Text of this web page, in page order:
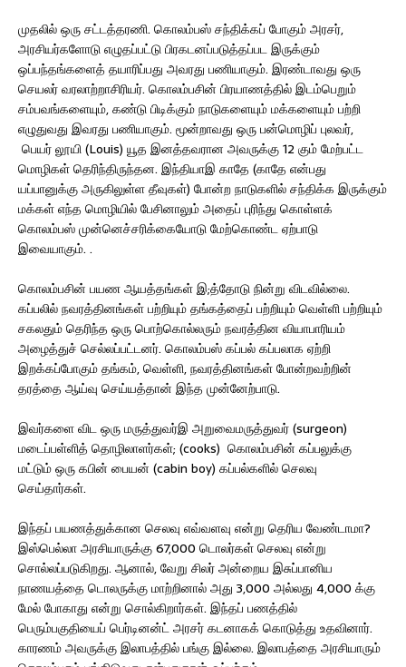
முதலில் ஒரு சட்டத்தரணி. கொலம்பஸ் சந்திக்கப் போகும் அரசர்,
அரசியர்களோடு எழுதப்பட்டு பிரகடனப்படுத்தப்பட இருக்கும்
ஒப்பந்தங்களைத் தயாரிப்பது அவரது பணியாகும். இரண்டாவது ஒரு
செயலர் வரலாற்றாசிரியர். கொலம்பசின் பிரயாணத்தில் இடம்பெறும்
சம்பவங்களையும், கண்டு பிடிக்கும் நாடுகளையும் மக்களையும் பற்றி
எழுதுவது இவரது பணியாகும். மூன்றாவது ஒரு பன்மொழிப் புலவர்,
பெயர் லூயி (Louis) யூத இனத்தவரான அவருக்கு 12 கும் மேற்பட்ட
மொழிகள் தெரிந்திருந்தன. இந்தியாஇ காதே (காதே என்பது
யப்பானுக்கு அருகிலுள்ள தீவுகள்) போன்ற நாடுகளில் சந்திக்க இருக்கும்
மக்கள் எந்த மொழியில் பேசினாலும் அதைப் புரிந்து கொள்ளக்
கொலம்பஸ் முன்னெச்சரிக்கையோடு மேற்கொண்ட ஏற்பாடு
இவையாகும். .
கொலம்பசின் பயண ஆயத்தங்கள் இ;த்தோடு நின்று விடவில்லை.
கப்பலில் நவரத்தினங்கள் பற்றியும் தங்கத்தைப் பற்றியும் வெள்ளி பற்றியும்
சகலதும் தெரிந்த ஒரு பொற்கொல்லரும் நவரத்தின வியாபாரியம்
அழைத்துச் செல்லப்பட்டனர். கொலம்பஸ் கப்பல் கப்பலாக ஏற்றி
இறக்கப்போகும் தங்கம், வெள்ளி, நவரத்தினங்கள் போன்றவற்றின்
தரத்தை ஆய்வு செய்யத்தான் இந்த முன்னேற்பாடு.
இவர்களை விட ஒரு மருத்துவர்இ அறுவைமருத்துவர் (surgeon)
மடைப்பள்ளித் தொழிலாளர்கள்; (cooks) கொலம்பசின் கப்பலுக்கு
மட்டும் ஒரு கபின் பையன் (cabin boy) கப்பல்களில் செலவு
செய்தார்கள்.
இந்தப் பயணத்துக்கான செலவு எவ்வளவு என்று தெரிய வேண்டாமா?
இஸ்பெல்லா அரசியாருக்கு 67,000 டொலர்கள் செலவு என்று
சொல்லப்படுகிறது. ஆனால், வேறு சிலர் அன்றைய இசுப்பானிய
நாணயத்தை டொலருக்கு மாற்றினால் அது 3,000 அல்லது 4,000 க்கு
மேல் போகாது என்று சொல்கிறார்கள். இந்தப் பணத்தில்
பெரும்பகுதியைப் பெர்டினன்ட் அரசர் கடனாகக் கொடுத்து உதவினார்.
காரணம் அவருக்கு இலாபத்தில் பங்கு இல்லை. இலாபத்தை அரசியாரும்